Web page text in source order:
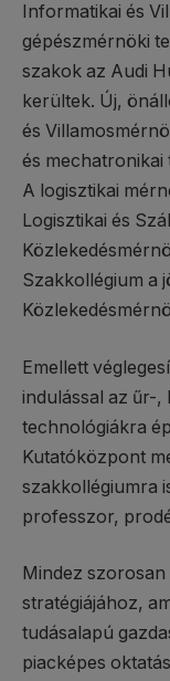
Informatikai és
gépészmérnöki
szakok az Audi
kerültek. Új,
és
és mechatronikai
A logisztikai
Logisztikai és
Szakkollégium a
Emellett
indulással az űr-,
technológiákra
Kutatóközpont
szakkollégiumra
professzor,
Mindez
stratégiájához,
tudásalapú
piacképes